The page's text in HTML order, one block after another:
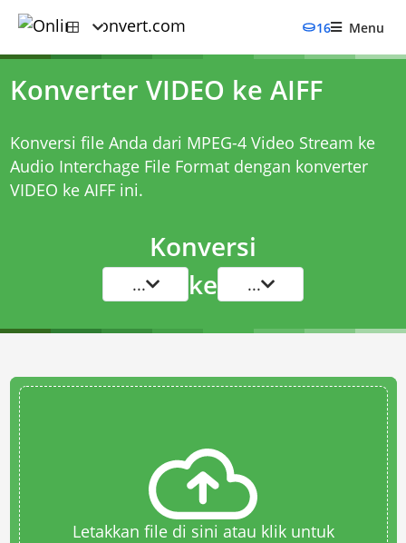
16 Menu
Konverter VIDEO ke AIFF
Konversi file Anda dari MPEG-4 Video Stream ke
Audio Interchage File Format dengan konverter
VIDEO ke AIFFini.
Konversi
... ke ...
Letakkan file di sini atau klik untuk